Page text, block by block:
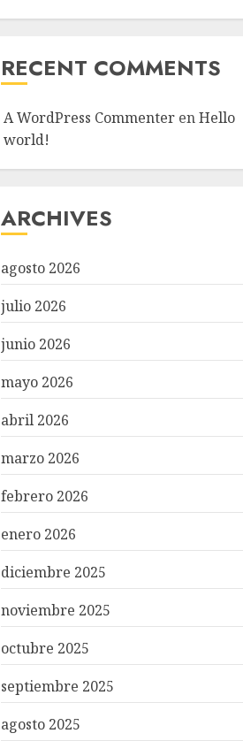
RECENT COMMENTS
A WordPress Commenter enHello
world!
ARCHIVES
agosto 2026
julio 2026
junio 2026
mayo 2026
abril 2026
marzo 2026
febrero 2026
enero 2026
diciembre 2025
noviembre 2025
octubre 2025
septiembre 2025
agosto 2025